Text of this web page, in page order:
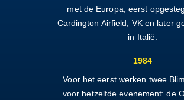
met de Europa, eerst
Cardington Airfield, VK en later
in Italië.
1984
Voor het eerst werken twee
voor hetzelfde evenement: de